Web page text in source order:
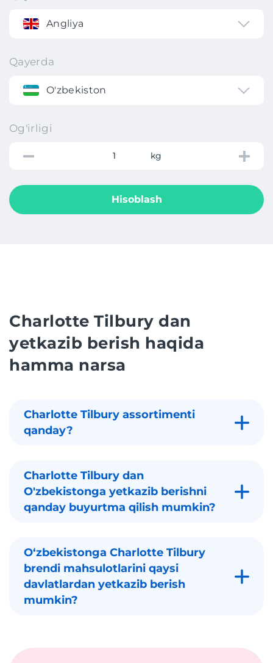
Angliya
Qayerda
O'zbekiston
Og'irligi
kg
Hisoblash
Charlotte Tilbury dan
yetkazib berish haqida
hamma narsa
Charlotte Tilbury assortimenti
qanday?
Charlotte Tilbury dan
O'zbekistonga yetkazib berishni
qanday buyurtma qilish mumkin?
Oʻzbekistonga Charlotte Tilbury
brendi mahsulotlarini qaysi
davlatlardan yetkazib berish
mumkin?